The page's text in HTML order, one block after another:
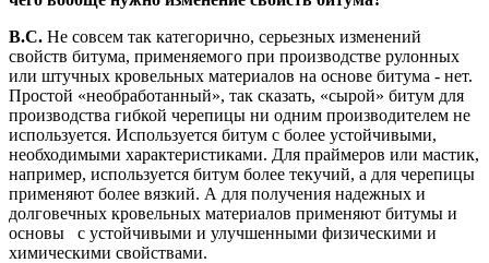
В.С. Не совсем так категорично, серьезных изменений
свойств битума, применяемого при производстве рулонных
или штучных кровельных материалов на основе битума - нет.
Простой «необработанный», так сказать, «сырой» битум для
производства гибкой черепицы ни одним производителем не
используется. Используется битум с более устойчивыми,
необходимыми характеристиками. Для праймеров или мастик,
например, используется битум более текучий, а для черепицы
применяют более вязкий. А для получения надежных и
долговечных кровельных материалов применяют битумы и
основы с устойчивыми и улучшенными физическими и
химическими свойствами.